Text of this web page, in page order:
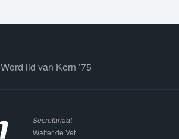
Word lid van Kern ’75
Secretariaat
Walter de Vet